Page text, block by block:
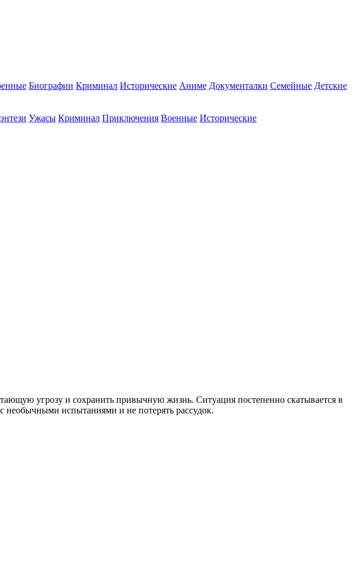
Биографии Криминал Исторические Аниме Документалки Семейные Детские
Ужасы Криминал Приключения Военные Исторические
угрозу и сохранить привычную жизнь. Ситуация постепенно скатывается в
необычными испытаниями и не потерять рассудок.